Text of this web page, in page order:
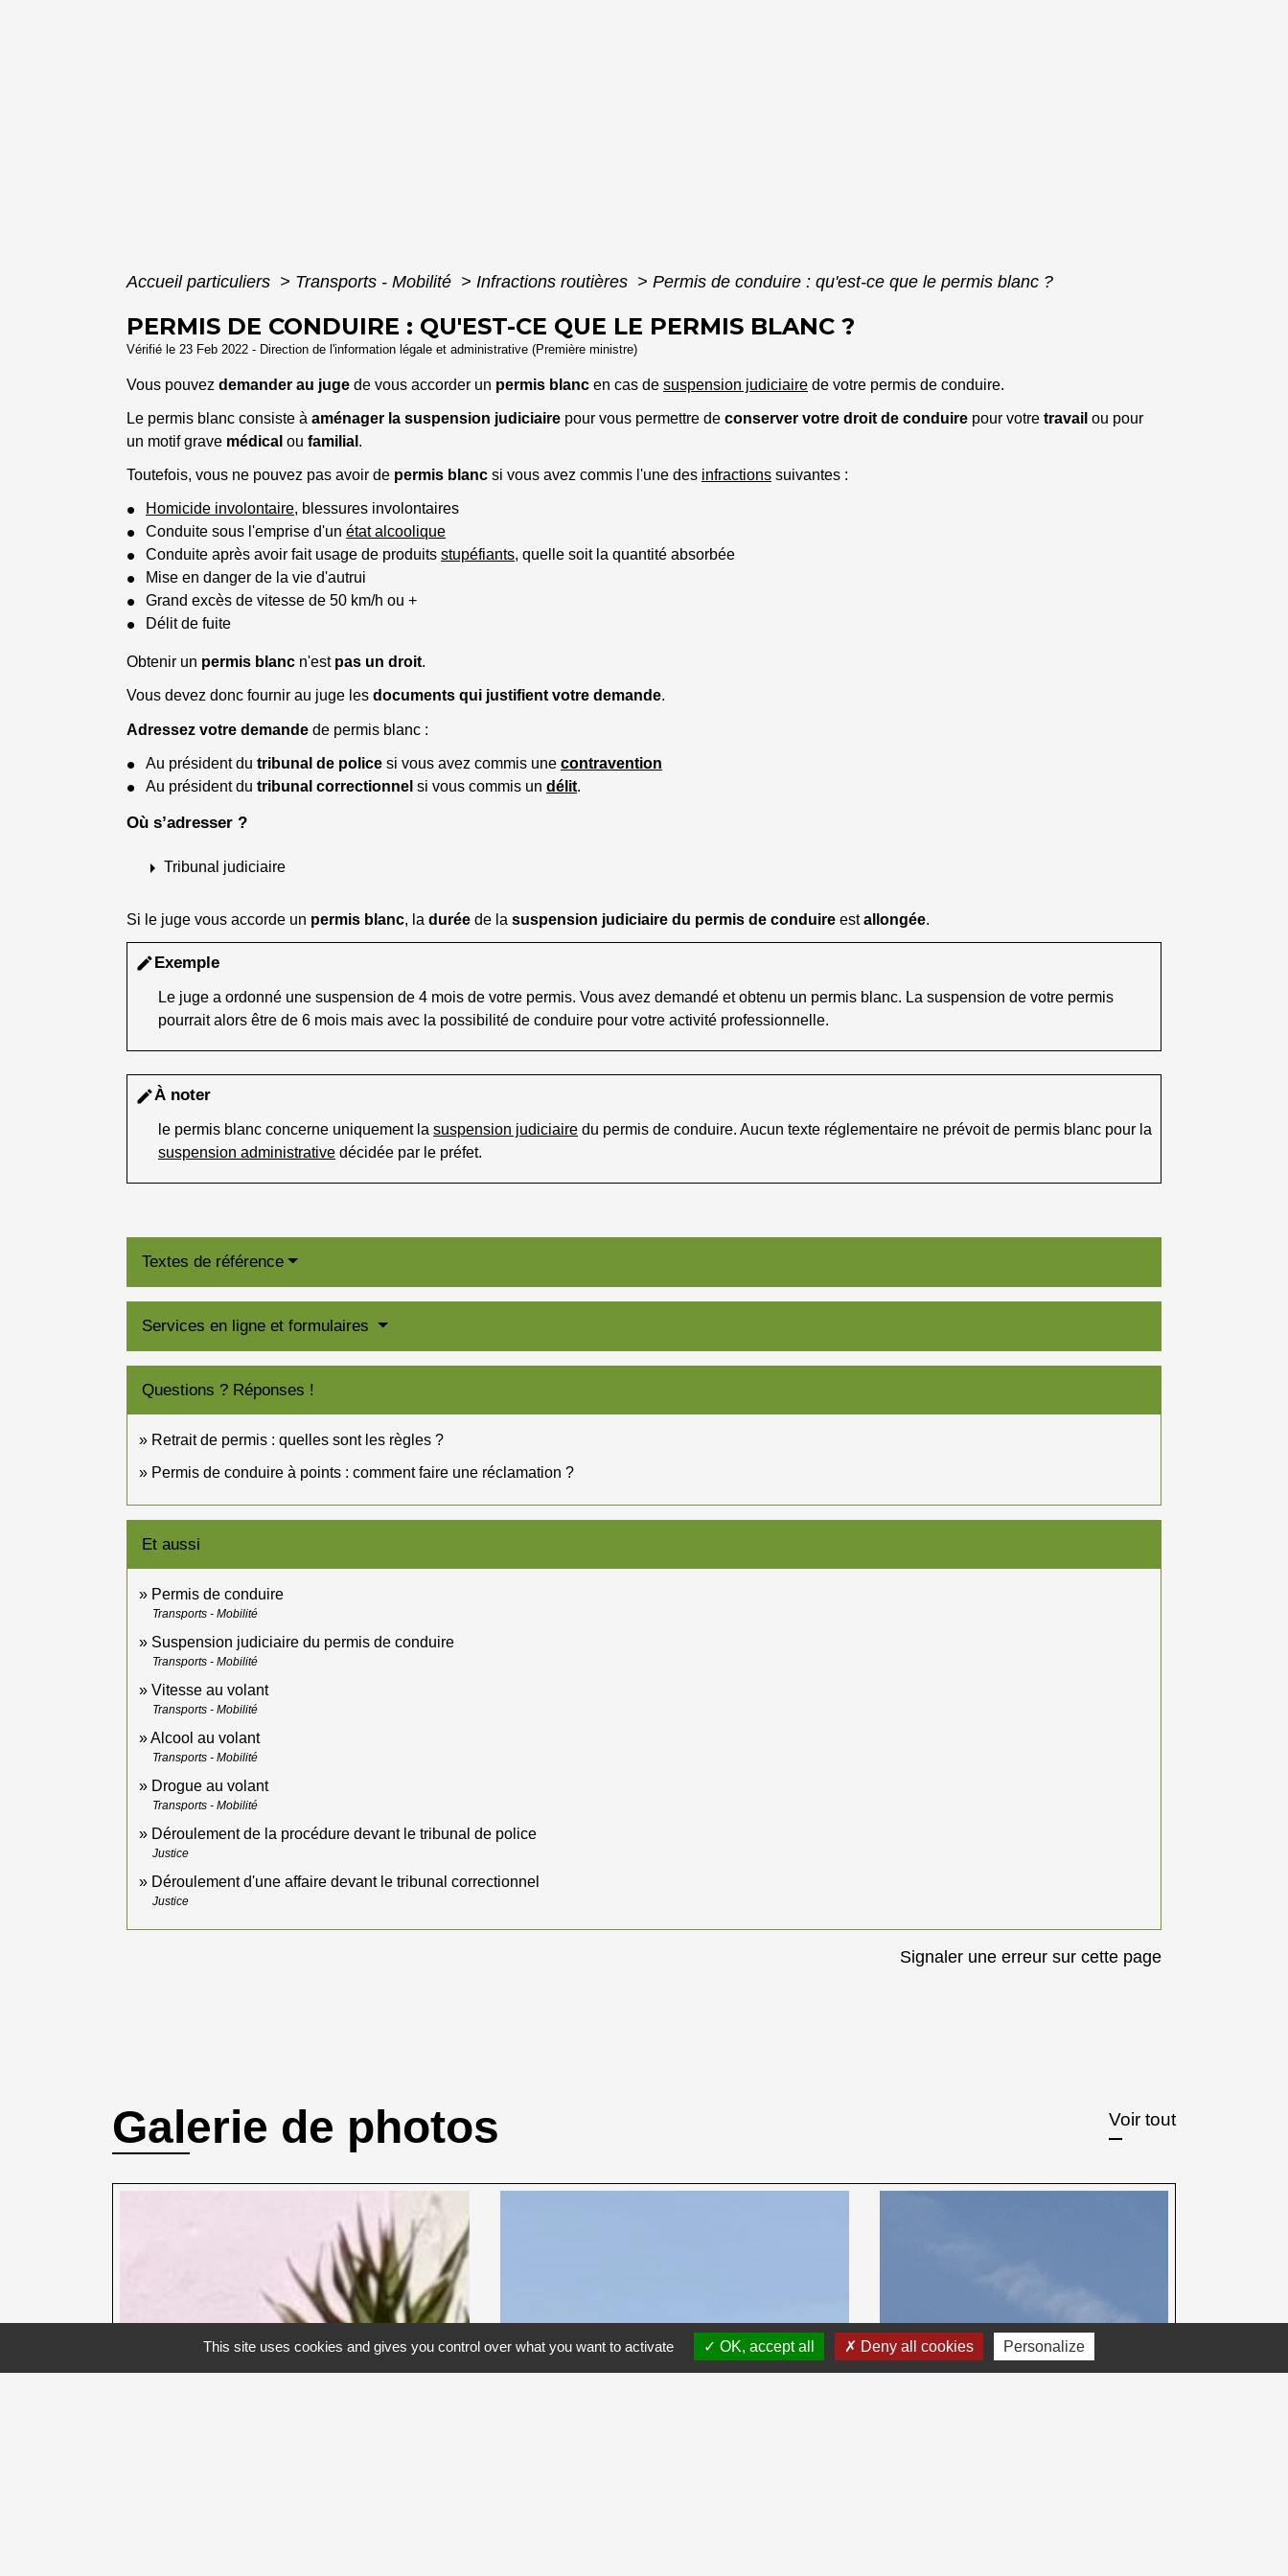
Accueil particuliers > Transports - Mobilité > Infractions routières > Permis de conduire : qu'est-ce que le permis blanc ?
PERMIS DE CONDUIRE : QU'EST-CE QUE LE PERMIS BLANC ?
Vérifié le 23 Feb 2022 - Direction de l'information légale et administrative (Première ministre)
Vous pouvez demander au juge de vous accorder un permis blanc en cas de suspension judiciaire de votre permis de conduire.
Le permis blanc consiste à aménager la suspension judiciaire pour vous permettre de conserver votre droit de conduire pour votre travail ou pour
un motif grave médical ou familial .
Toutefois, vous ne pouvez pas avoir de permis blanc si vous avez commis l'une des infractions suivantes :
Homicide involontaire, blessures involontaires
Conduite sous l'emprise d'un état alcoolique
Conduite après avoir fait usage de produits stupéfiants, quelle soit la quantité absorbée
Mise en danger de la vie d'autrui
Grand excès de vitesse de 50 km/h ou +
Délit de fuite
Obtenir un permis blanc n'est pas un droit.
Vous devez donc fournir au juge les documents qui justifient votre demande.
Adressez votre demande de permis blanc :
Au président du tribunal de police si vous avez commis une contravention
Au président du tribunal correctionnel si vous commis un délit.
Où s’adresser ?
arrow_right Tribunal judiciaire
Si le juge vous accorde un permis blanc, la durée de la suspension judiciaire du permis de conduire estallongée.
editExemple
Le juge a ordonné une suspension de 4 mois de votre permis. Vous avez demandé et obtenu un permis blanc. La suspension de votre permis
pourrait alors être de 6 mois mais avec la possibilité de conduire pour votre activité professionnelle.
editÀ noter
le permis blanc concerne uniquement la suspension judiciaire du permis de conduire. Aucun texte réglementaire ne prévoit de permis blanc pour la
suspension administrative décidée par le préfet.
Textes de référence
Services en ligne et formulaires
Questions ? Réponses !
Retrait de permis : quelles sont les règles ?
Permis de conduire à points : comment faire une réclamation ?
Et aussi
Permis de conduire
Transports - Mobilité
Suspension judiciaire du permis de conduire
Transports - Mobilité
Vitesse au volant
Transports - Mobilité
Alcool au volant
Transports - Mobilité
Drogue au volant
Transports - Mobilité
Déroulement de la procédure devant le tribunal de police
Justice
Déroulement d'une affaire devant le tribunal correctionnel
Justice
Signaler une erreur sur cette page
Galerie de photos Voir tout
This site uses cookies and gives you control over what you want to activate OK, accept all Deny all cookies Personalize